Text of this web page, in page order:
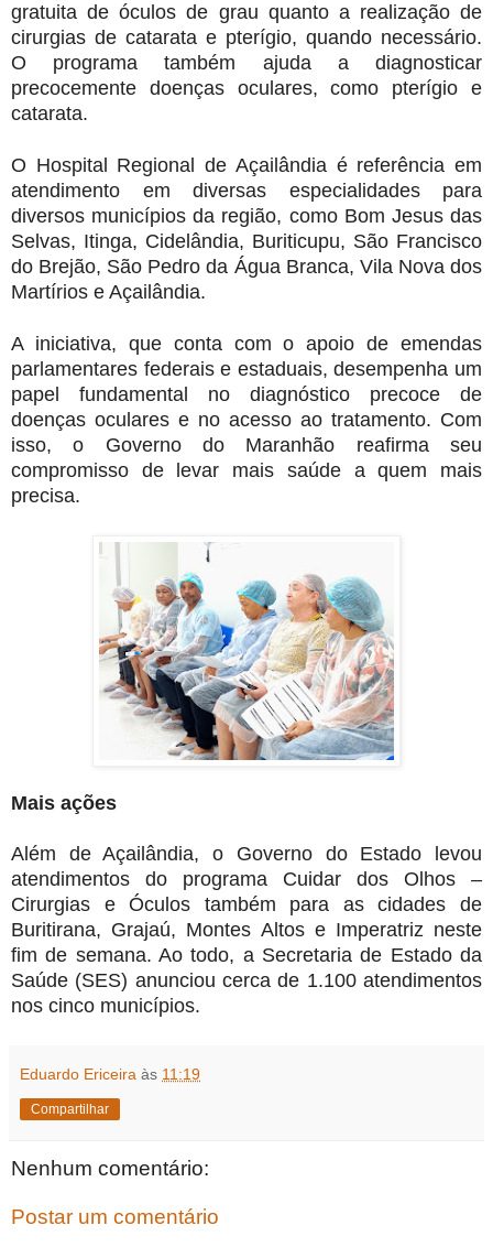
gratuita de óculos de grau quanto a realização de
cirurgias de catarata e pterígio, quando necessário.
O programa também ajuda a diagnosticar
precocemente doenças oculares, como pterígio e
catarata.
O Hospital Regional de Açailândia é referência em
atendimento em diversas especialidades para
diversos municípios da região, como Bom Jesus das
Selvas, Itinga, Cidelândia, Buriticupu, São Francisco
do Brejão, São Pedro da Água Branca, Vila Nova dos
Martírios e Açailândia.
A iniciativa, que conta com o apoio de emendas
parlamentares federais e estaduais, desempenha um
papel fundamental no diagnóstico precoce de
doenças oculares e no acesso ao tratamento. Com
isso, o Governo do Maranhão reafirma seu
compromisso de levar mais saúde a quem mais
precisa.
Mais ações
Além de Açailândia, o Governo do Estado levou
atendimentos do programa Cuidar dos Olhos –
Cirurgias e Óculos também para as cidades de
Buritirana, Grajaú, Montes Altos e Imperatriz neste
fim de semana. Ao todo, a Secretaria de Estado da
Saúde (SES) anunciou cerca de 1.100 atendimentos
nos cinco municípios.
Eduardo Ericeira às 11:19
Compartilhar
Nenhum comentário:
Postar um comentário